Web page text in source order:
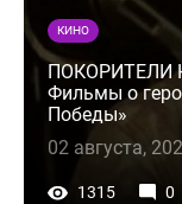
КИНО
ПОКОРИТЕЛИ
Фильмы о
Победы»
02 августа,
1315 0